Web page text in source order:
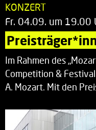
KONZERT
Fr. 04.09. um 19.00
Im Rahmen des
Competition &
A. Mozart. Mit den